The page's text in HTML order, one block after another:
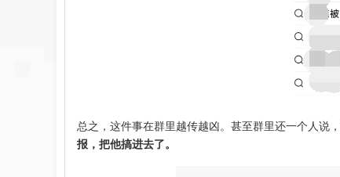
总之，这件事在群里越传越凶。甚至群里还一个人说，
报，把他搞进去了。